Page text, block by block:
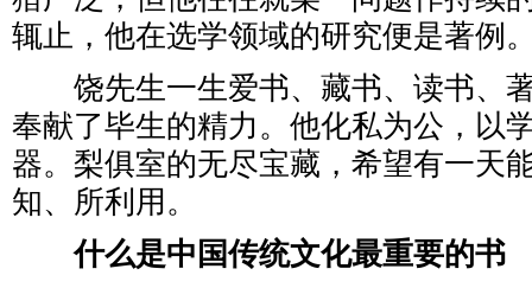
辄止，他在选学领域的研究便是著例
饶先生一生爱书、藏书、读书、
奉献了毕生的精力。他化私为公，以
器。梨俱室的无尽宝藏，希望有一天
知、所利用。
什么是中国传统文化最重要的书